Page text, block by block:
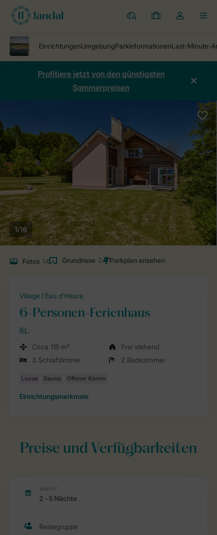
Ferienparks
Meine
Dropdown-
öffnen
Profitiere jetzt von den günstigsten
Sommerpreisen
1/16
Fotos 14 Grundrisse 2
Village l'Eau d'Heure
6-Personen-Ferienhaus
6L
Circa 115 m²
Frei stehend
3 Schlafzimmer
2 Badezimmer
Einrichtungsmerkmale
Preise und Verfügbarkeiten